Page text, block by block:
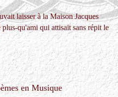
laisser à la Maison Jacques
qu'ami qui attisait sans répit le
en Musique